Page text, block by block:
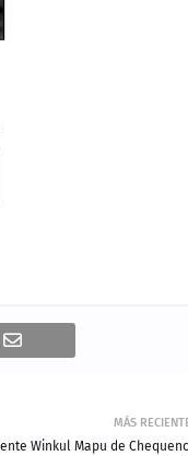
MÁS
Winkul Mapu de